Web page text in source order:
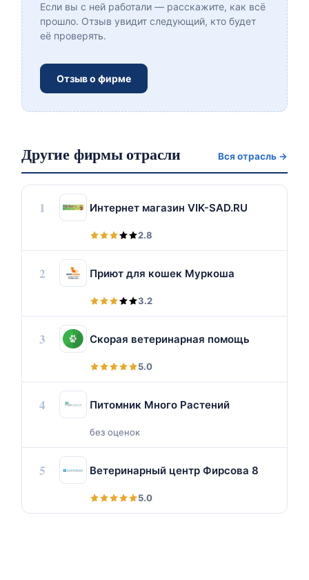
Если вы с ней работали — расскажите, как всё
прошло. Отзыв увидит следующий, кто будет
её проверять.
Отзыв о фирме
Другие фирмы отрасли Вся отрасль →
1 Интернет магазин VIK-SAD.RU
2.8
2 Приют для кошек Муркоша
3.2
3 Скорая ветеринарная помощь
5.0
4 Питомник Много Растений
без оценок
5 Ветеринарный центр Фирсова 8
5.0